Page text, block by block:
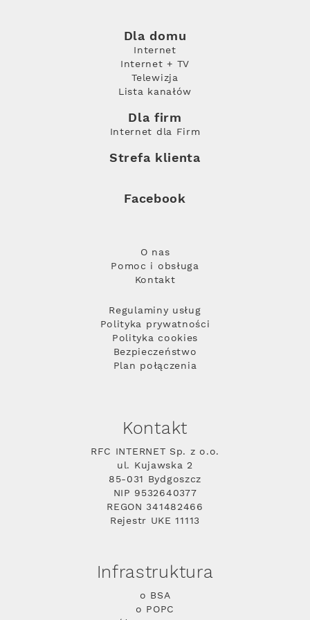
Dla domu
Internet
Internet + TV
Telewizja
Lista kanałów
Dla firm
Internet dla Firm
Strefa klienta
Facebook
O nas
Pomoc i obsługa
Kontakt
Regulaminy usług
Polityka prywatności
Polityka cookies
Bezpieczeństwo
Plan połączenia
Kontakt
RFC INTERNET Sp. z o.o.
ul. Kujawska 2
85-031 Bydgoszcz
NIP 9532640377
REGON 341482466
Rejestr UKE 11113
Infrastruktura
o BSA
o POPC